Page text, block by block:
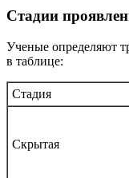
Стадии
Ученые определяют
в таблице:
Стадия
Скрытая